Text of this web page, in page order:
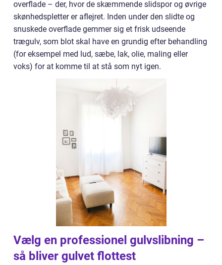
overflade – der, hvor de skæmmende slidspor og øvrige
skønhedspletter er aflejret. Inden under den slidte og
snuskede overflade gemmer sig et frisk udseende
trægulv, som blot skal have en grundig efter behandling
(for eksempel med lud, sæbe, lak, olie, maling eller
voks) for at komme til at stå som nyt igen.
Vælg en professionel gulvslibning –
så bliver gulvet flottest